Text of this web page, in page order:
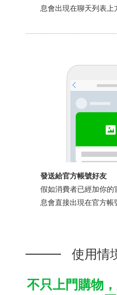
息會出現在聊天列表上
發送給官方帳號好友
假如消費者已經加你的
息會直接出現在官方帳
使用情
不只上門購物